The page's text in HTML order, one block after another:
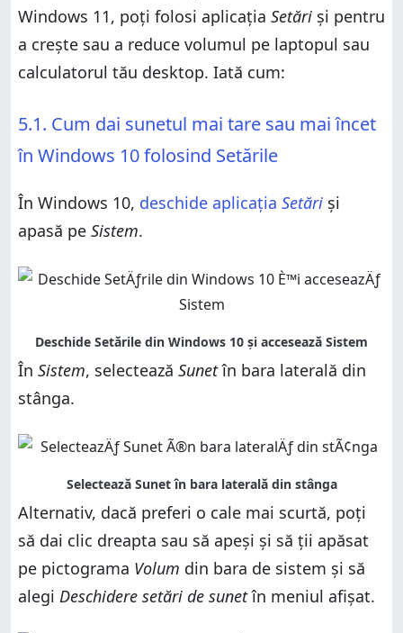
Windows 11, poți folosi aplicația Setări și pentru
a crește sau a reduce volumul pe laptopul sau
calculatorul tău desktop. Iată cum:
5.1. Cum dai sunetul mai tare sau mai încet
în Windows 10 folosind Setările
În Windows 10, deschide aplicația Setări și
apasă pe Sistem.
În Sistem, selectează Sunetîn bara laterală din
stânga.
Alternativ, dacă preferi o cale mai scurtă, poți
să dai clic dreapta sau să apeși și să ții apăsat
pe pictograma Volum din bara de sistem și să
alegi Deschidere setări de sunetîn meniul afișat.